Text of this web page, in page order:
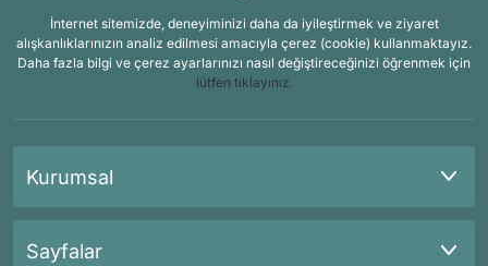
İnternet sitemizde, deneyiminizi daha da iyileştirmek ve ziyaret
alışkanlıklarınızın analiz edilmesi amacıyla çerez (cookie) kullanmaktayız.
Daha fazla bilgi ve çerez ayarlarınızı nasıl değiştireceğinizi öğrenmek için
lütfen tıklayınız.
Kurumsal
Sayfalar